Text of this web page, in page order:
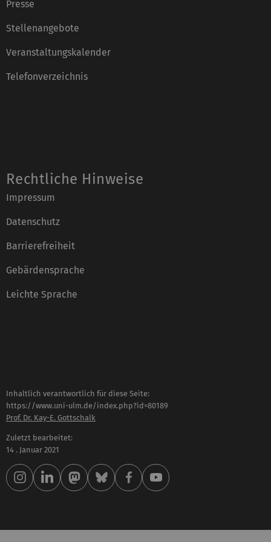
Presse
Stellenangebote
Veranstaltungskalender
Telefonverzeichnis
Rechtliche Hinweise
Impressum
Datenschutz
Barrierefreiheit
Gebärdensprache
Leichte Sprache
Inhaltlich verantwortlich für diese Seite:
https://www.uni-ulm.de/index.php?id=80189
Prof. Dr. Kay-E. Gottschalk
Zuletzt bearbeitet:
14 . Januar 2021